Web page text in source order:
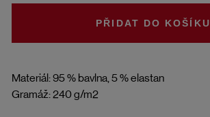
Materiál: 95 % bavlna, 5 % elastan
Gramáž: 240 g/m2
DO KOŠÍKU